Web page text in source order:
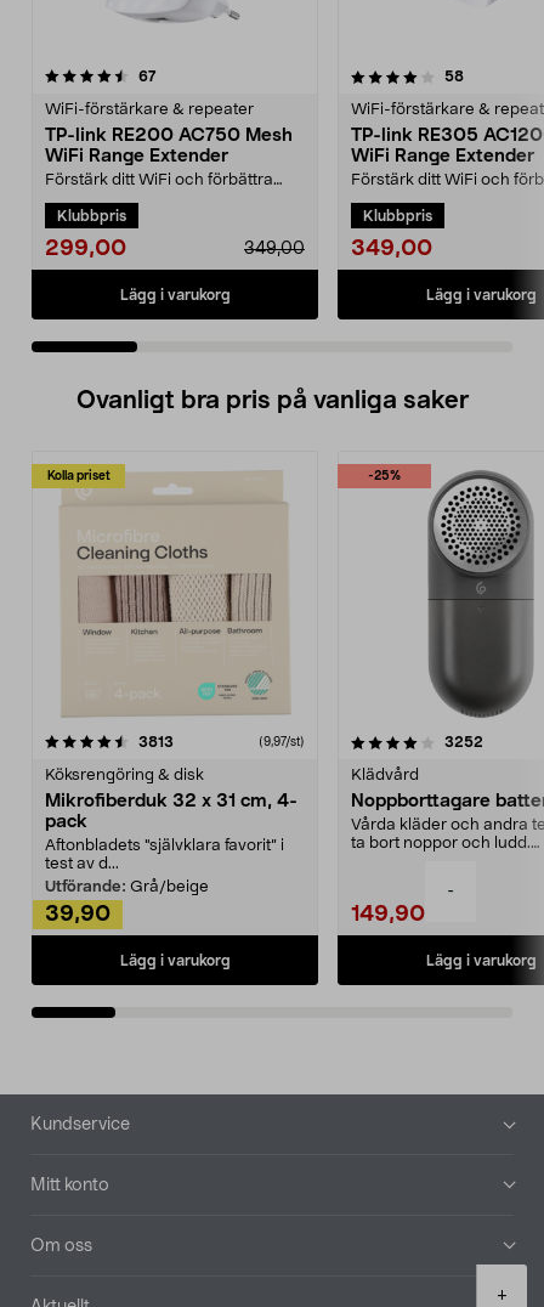
-
+
67recensioner
WiFi-förstärkare & repeater
TP-link RE200 AC750 Mesh
WiFi Range Extender
Förstärk ditt WiFi och förbättra
datorer, surfplatto...
Klubbpris
299,00 349,00
Lägg i varukorg
4.0 av 5 stjärnor 58recensioner
WiFi-förstärkare &
TP-link RE305
WiFi Range Extender
Förstärk ditt WiFi och
datorer, surfplatto...
Klubbpris
349,00
Lägg i varukorg
3.0 av 5 stjärnor
Ovanligt bra pris på vanliga saker
Kolla priset
3813 (9,97/st)
Köksrengöring & disk
Mikrofiberduk 32 x 31 cm, 4-
pack
Aftonbladets "självklara favorit” i
test av d...
Utförande: Grå/beige
39,90
Lägg i varukorg
-25%
4.0av 5 stjärnor 3252
Klädvård
Noppborttagare
Vårda kläder och andra
ta bort noppor och ludd.
149,90
Lägg i varukorg
4.5av 5 stjärnor
Sidfot
Kundservice
Mitt konto
Om oss